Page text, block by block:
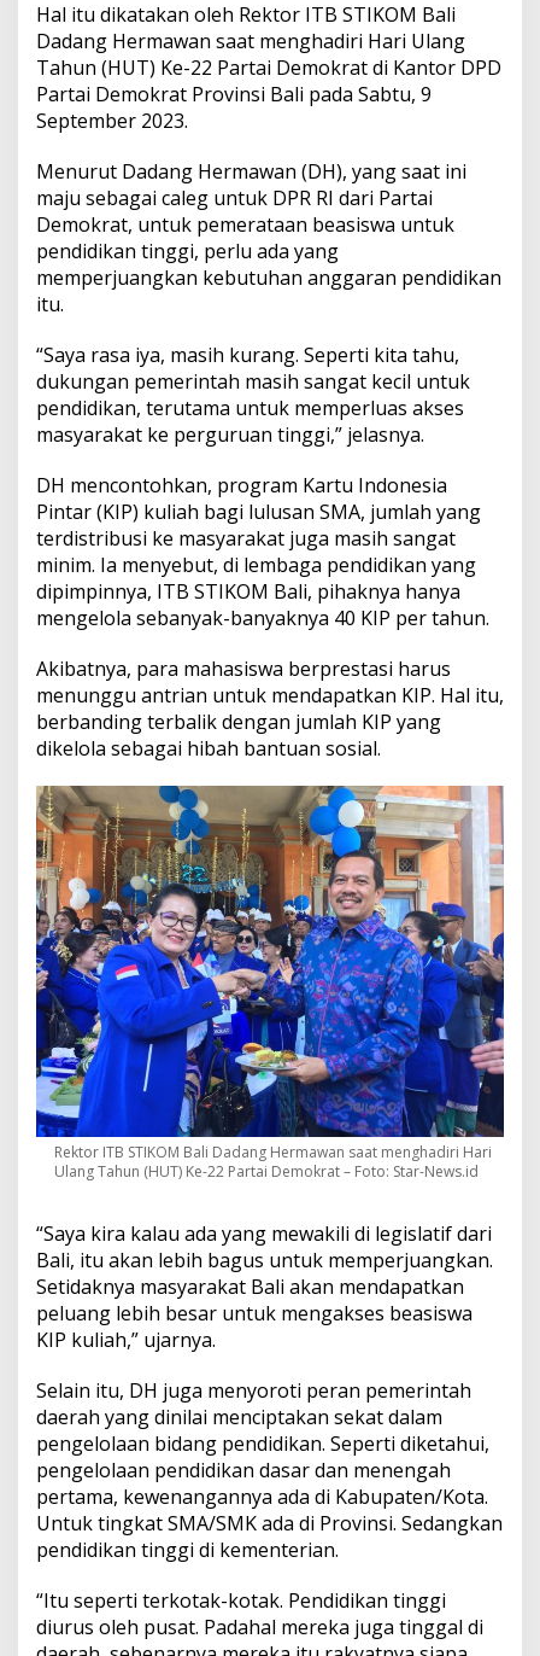
,
D
a
a
H
e
m
a
w
:
P
e
r
l
u
d
a
y
a
n
g
M
m
p
e
r
j
n
g
k
a
n
Hal itu dikatakan oleh Rektor ITB STIKOM Bali
Dadang Hermawan saat menghadiri Hari Ulang
Tahun (HUT) Ke-22 Partai Demokrat di Kantor DPD
Partai Demokrat Provinsi Bali pada Sabtu, 9
September 2023.
Menurut Dadang Hermawan (DH), yang saat ini
maju sebagai caleg untuk DPR RI dari Partai
Demokrat, untuk pemerataan beasiswa untuk
pendidikan tinggi, perlu ada yang
memperjuangkan kebutuhan anggaran pendidikan
itu.
“Saya rasa iya, masih kurang. Seperti kita tahu,
dukungan pemerintah masih sangat kecil untuk
pendidikan, terutama untuk memperluas akses
masyarakat ke perguruan tinggi,” jelasnya.
DH mencontohkan, program Kartu Indonesia
Pintar (KIP) kuliah bagi lulusan SMA, jumlah yang
terdistribusi ke masyarakat juga masih sangat
minim. Ia menyebut, di lembaga pendidikan yang
dipimpinnya, ITB STIKOM Bali, pihaknya hanya
mengelola sebanyak-banyaknya 40 KIP per tahun.
Akibatnya, para mahasiswa berprestasi harus
menunggu antrian untuk mendapatkan KIP. Hal itu,
berbanding terbalik dengan jumlah KIP yang
dikelola sebagai hibah bantuan sosial.
Rektor ITB STIKOM Bali Dadang Hermawan saat menghadiri Hari
Ulang Tahun (HUT) Ke-22 Partai Demokrat – Foto: Star-News.id
“Saya kira kalau ada yang mewakili di legislatif dari
Bali, itu akan lebih bagus untuk memperjuangkan.
Setidaknya masyarakat Bali akan mendapatkan
peluang lebih besar untuk mengakses beasiswa
KIP kuliah,” ujarnya.
Selain itu, DH juga menyoroti peran pemerintah
daerah yang dinilai menciptakan sekat dalam
pengelolaan bidang pendidikan. Seperti diketahui,
pengelolaan pendidikan dasar dan menengah
pertama, kewenangannya ada di Kabupaten/Kota.
Untuk tingkat SMA/SMK ada di Provinsi. Sedangkan
pendidikan tinggi di kementerian.
“Itu seperti terkotak-kotak. Pendidikan tinggi
diurus oleh pusat. Padahal mereka juga tinggal di